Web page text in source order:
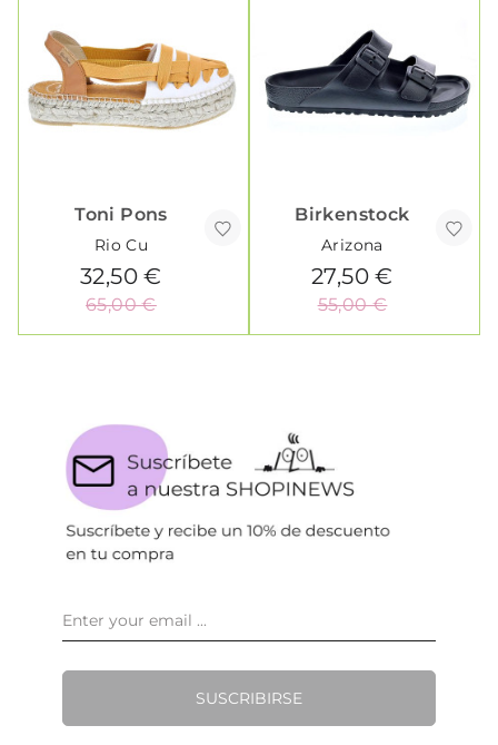
Toni Pons
Rio Cu
32,50 €
65,00 €
Birkenstock
Arizona
27,50 €
55,00 €
SUSCRIBIRSE